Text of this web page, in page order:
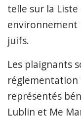
telle sur la
environnement
juifs.
Les plaignants
représentés
Lublin et Me